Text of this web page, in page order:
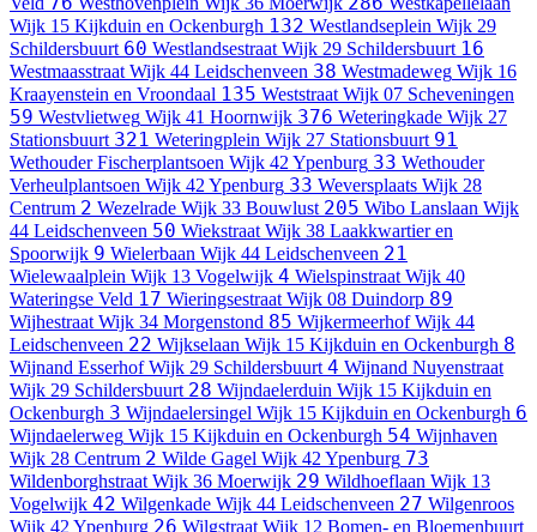
Wijk 15 Kijkduin en Ockenburgh 132 Westlandseplein Wijk 29
Schildersbuurt 60 Westlandsestraat Wijk 29 Schildersbuurt 16
Westmaasstraat Wijk 44 Leidschenveen 38 Westmadeweg Wijk 16
Kraayenstein en Vroondaal 135 Weststraat Wijk 07 Scheveningen
59 Westvlietweg Wijk 41 Hoornwijk 376 Weteringkade Wijk 27
Stationsbuurt 321 Weteringplein Wijk 27 Stationsbuurt 91
Wethouder Fischerplantsoen Wijk 42 Ypenburg 33 Wethouder
Verheulplantsoen Wijk 42 Ypenburg 33 Weversplaats Wijk 28
Centrum 2 Wezelrade Wijk 33 Bouwlust 205 Wibo Lanslaan Wijk
44 Leidschenveen 50 Wiekstraat Wijk 38 Laakkwartier en
Spoorwijk 9 Wielerbaan Wijk 44 Leidschenveen 21
Wielewaalplein Wijk 13 Vogelwijk 4 Wielspinstraat Wijk 40
Wateringse Veld 17 Wieringsestraat Wijk 08 Duindorp 89
Wijhestraat Wijk 34 Morgenstond 85 Wijkermeerhof Wijk 44
Leidschenveen 22 Wijkselaan Wijk 15 Kijkduin en Ockenburgh 8
Wijnand Esserhof Wijk 29 Schildersbuurt 4 Wijnand Nuyenstraat
Wijk 29 Schildersbuurt 28 Wijndaelerduin Wijk 15 Kijkduin en
Ockenburgh 3 Wijndaelersingel Wijk 15 Kijkduin en Ockenburgh 6
Wijndaelerweg Wijk 15 Kijkduin en Ockenburgh 54 Wijnhaven
Wijk 28 Centrum 2 Wilde Gagel Wijk 42 Ypenburg 73
Wildenborghstraat Wijk 36 Moerwijk 29 Wildhoeflaan Wijk 13
Vogelwijk 42 Wilgenkade Wijk 44 Leidschenveen 27 Wilgenroos
Wijk 42 Ypenburg 26 Wilgstraat Wijk 12 Bomen- en Bloemenbuurt